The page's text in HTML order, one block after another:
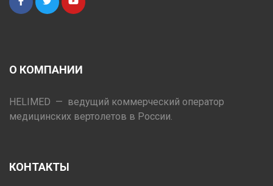
О КОМПАНИИ
HELIMED — ведущий коммерческий оператор
медицинских вертолетов в России.
КОНТАКТЫ